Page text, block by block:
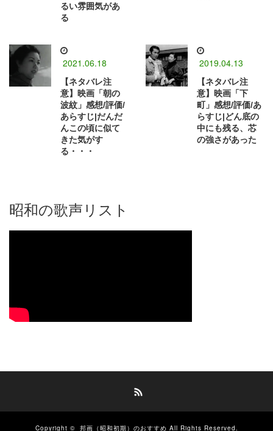
るい雰囲気があ
る
2021.06.18
【ネタバレ注
意】映画「朝の
波紋」感想/評価/
あらすじ|だんだ
んこの頃に似て
きた気がす
る・・・
2019.04.13
【ネタバレ注
意】映画「下
町」感想/評価/あ
らすじ|どん底の
中にも残る、芯
の強さがあった
昭和の歌声リスト
Copyright © 邦画（昭和初期）のおすすめ All Rights Reserved.